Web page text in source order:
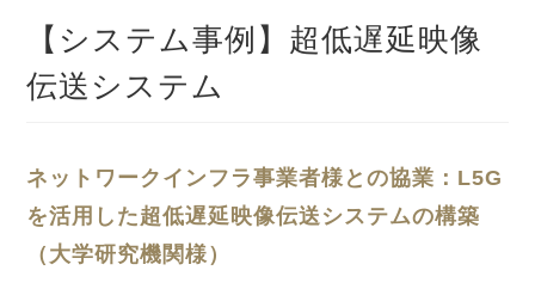
【システム事例】超低遅延映像
伝送システム
ネットワークインフラ事業者様との協業：L5G
を活用した超低遅延映像伝送システムの構築
（大学研究機関様）